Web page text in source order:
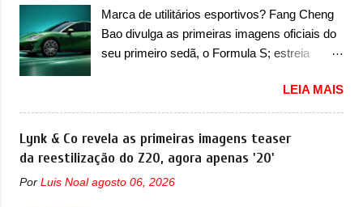
que só a Strada fez. Mais do que isso: ela é a
prova viva que time que está ganhando se
mexe sim. Ao longo da sua história, ela...
na traseira, que vão atualizá-los para a
identidade visual mais moderna da marca,
mas ainda sem motivos para que essa
não deve ter agradado em nada os primeiros
consumidores). Pelas imagens teaser, se
percebe que o sedã contará com um novo
para-choque na dianteira. Ele passa a trazer
um vinco horizontal mais destacado que
Marca de utilitários esportivos? Fang Cheng
Bao divulga as primeiras imagens oficiais do
seu primeiro sedã, o Formula S; estreia
como uma marca com utilitários esportivos, a
Fang Cheng Bao nasceu como uma empresa
voltada a desenvolver utilitários esportivos
com uma pegada mais off-road. E isso
funcionou muito bem com o lançamento dos
modelos Bao 5 e Bao 8, além do Tai 3 e Tai 7.
LEIA MAIS
Lynk & Co revela as primeiras imagens teaser
da reestilização do Z20, agora apenas '20'
Por Luis Noal agosto 06, 2026